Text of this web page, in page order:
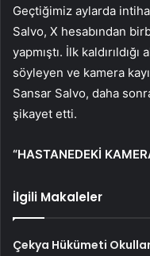
Geçtiğimiz aylarda
Salvo, X hesabından
yapmıştı. İlk
söyleyen ve kamera
Sansar Salvo, daha
şikayet etti.
“HASTANEDEKİ
İlgili Makaleler
Çekya Hükümeti